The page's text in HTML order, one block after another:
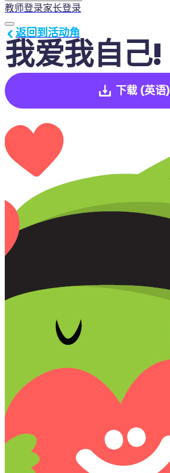
教师登录家长登录
我爱我自己!
返回到活动角
下载 (英语)